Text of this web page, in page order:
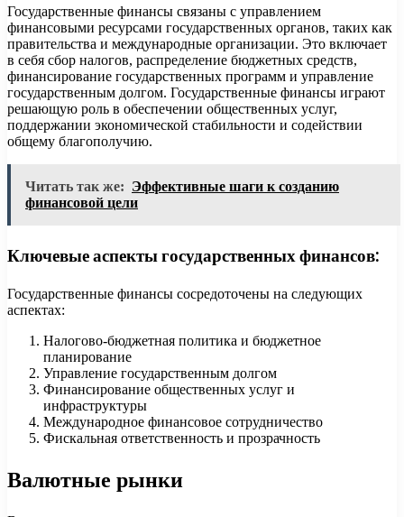
Государственные финансы связаны с управлением
финансовыми ресурсами государственных органов, таких как
правительства и международные организации. Это включает
в себя сбор налогов, распределение бюджетных средств,
финансирование государственных программ и управление
государственным долгом. Государственные финансы играют
решающую роль в обеспечении общественных услуг,
поддержании экономической стабильности и содействии
общему благополучию.
Читать так же: Эффективные шаги к созданию
финансовой цели
Ключевые аспекты государственных финансов:
Государственные финансы сосредоточены на следующих
аспектах:
Налогово-бюджетная политика и бюджетное
планирование
Управление государственным долгом
Финансирование общественных услуг и
инфраструктуры
Международное финансовое сотрудничество
Фискальная ответственность и прозрачность
Валютные рынки